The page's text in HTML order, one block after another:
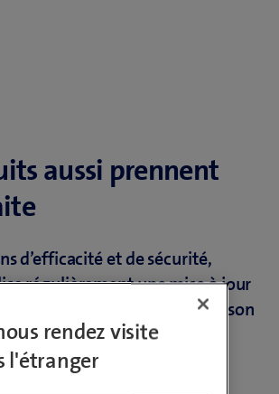
aussi prennent
d’efficacité et de sécurité,
régulièrement une mise à jour
de produits afin d'épurer son
mise à jour.
rendez visite
l'étranger